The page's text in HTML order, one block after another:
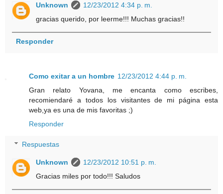
Unknown
12/23/2012 4:34 p. m.
gracias querido, por leerme!!! Muchas gracias!!
Responder
Como exitar a un hombre 12/23/2012 4:44 p. m.
Gran relato Yovana, me encanta como escribes,
recomiendaré a todos los visitantes de mi página esta
web,ya es una de mis favoritas ;)
Responder
Respuestas
Unknown
12/23/2012 10:51 p. m.
Gracias miles por todo!!! Saludos